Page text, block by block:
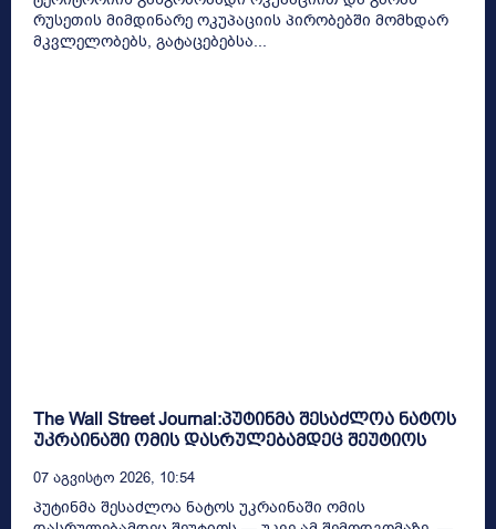
რუსეთის მიმდინარე ოკუპაციის პირობებში მომხდარ
მკვლელობებს, გატაცებებსა...
The Wall Street Journal:პუტინმა შესაძლოა ნატოს
უკრაინაში ომის დასრულებამდეც შეუტიოს
07 Აგვისტო 2026, 10:54
პუტინმა შესაძლოა ნატოს უკრაინაში ომის